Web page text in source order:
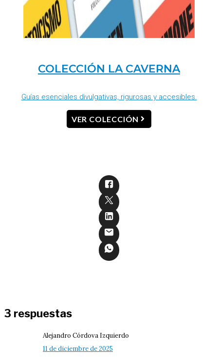
COLECCIÓN LA CAVERNA
Guías esenciales divulgativas, rigurosas y accesibles.
VER COLECCIÓN
3 respuestas
Alejandro Córdova Izquierdo
11 de diciembre de 2025